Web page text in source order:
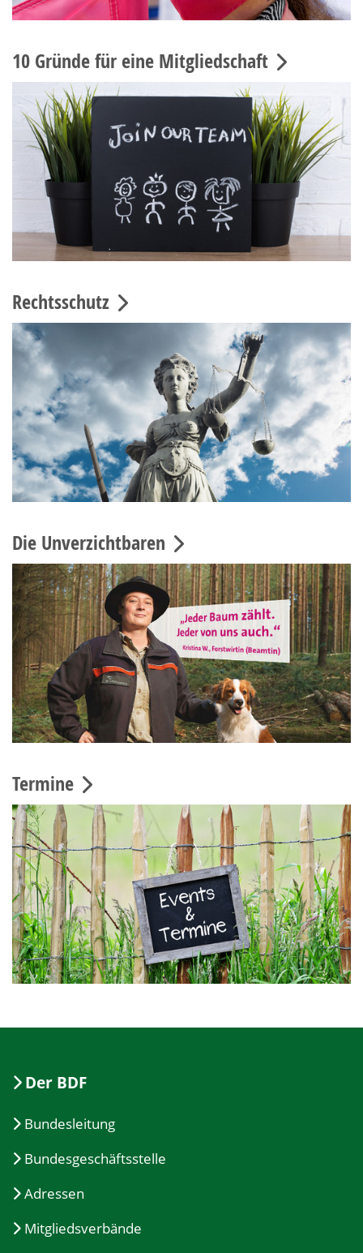
10 Gründe für eine Mitgliedschaft
Rechtsschutz
Die Unverzichtbaren
Termine
Der BDF
Bundesleitung
Bundesgeschäftsstelle
Adressen
Mitgliedsverbände